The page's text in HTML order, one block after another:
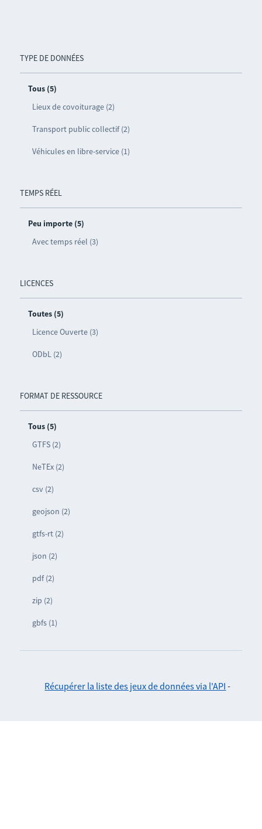
TYPE DE DONNÉES
Tous (5)
Lieux de covoiturage (2)
Transport public collectif (2)
Véhicules en libre-service (1)
TEMPS RÉEL
Peu importe (5)
Avec temps réel (3)
LICENCES
Toutes (5)
Licence Ouverte (3)
ODbL (2)
FORMAT DE RESSOURCE
Tous (5)
GTFS (2)
NeTEx (2)
csv (2)
geojson (2)
gtfs-rt (2)
json (2)
pdf (2)
zip (2)
gbfs (1)
Récupérer la liste des jeux de données via l'API -